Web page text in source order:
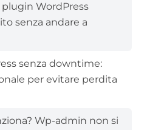
WordPress
senza andare a
senza downtime:
per evitare perdita
Wp-admin non si